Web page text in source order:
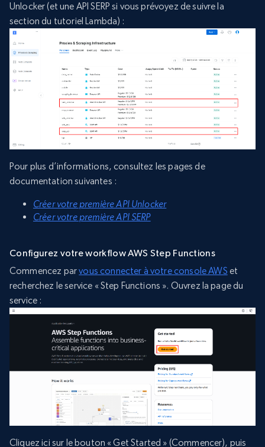
Unlocker (et une API SERP si vous prévoyez de suivre la
section du tutoriel Lambda) :
Pour plus d’informations, consultez les pages de
documentation suivantes :
Créer votre première API Unlocker
Créer votre première API SERP
Configurez votre workflow AWS Step Functions
Commencez parvous connecter à votre console AWS et
recherchez le service « Step Functions ». Ouvrez la page du
service :
Cliquez ici sur le bouton « Get Started » (Commencer), puis